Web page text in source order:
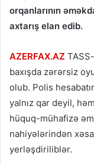
orqanlarının
axtarış elan edib.
AZERFAX.AZ
baxışda zərərsiz
olub. Polis
yalnız qar deyil,
hüquq-mühafizə
nahiyələrindən
yerləşdiriliblər.